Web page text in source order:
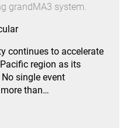
grandMA3 system.
continues to accelerate
region as its
single event
than…